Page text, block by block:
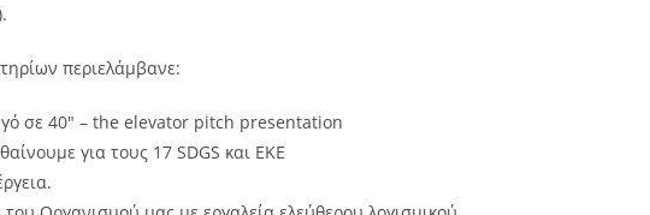
περιελάμβανε:
σε 40″ – the elevator pitch presentation
για τους 17 SDGS και ΕΚΕ